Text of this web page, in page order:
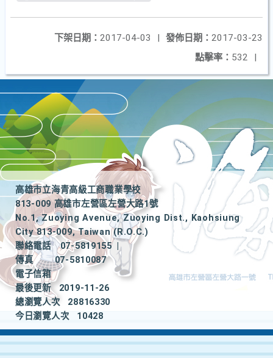
發佈日期： 2017-03-23
下架日期： 2017-04-03
|
點擊率： 532 |
高雄市立海青高級工商職業學校
813-009 高雄市左營區左營大路1號
No.1, Zuoying Avenue, Zuoying Dist., Kaohsiung
City 813-009, Taiwan (R.O.C.)
聯絡電話
07-5819155
|
傳真
07-5810087
電子信箱
最後更新
2019-11-26
總瀏覽人次
28816330
今日瀏覽人次
10428